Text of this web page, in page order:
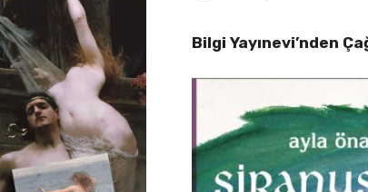
Bilgi Yayınevi’nden